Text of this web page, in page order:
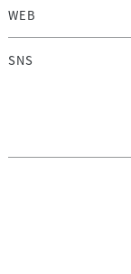
WEB
SNS